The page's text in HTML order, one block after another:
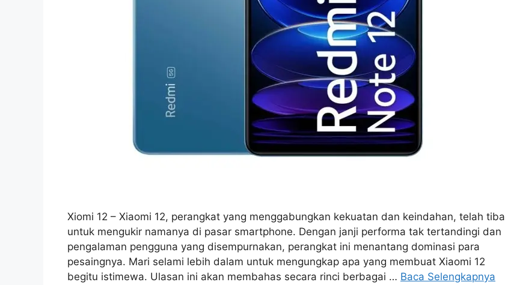
Xiomi 12 – Xiaomi 12, perangkat yang menggabungkan kekuatan dan keindahan, telah tiba
untuk mengukir namanya di pasar smartphone. Dengan janji performa tak tertandingi dan
pengalaman pengguna yang disempurnakan, perangkat ini menantang dominasi para
pesaingnya. Mari selami lebih dalam untuk mengungkap apa yang membuat Xiaomi 12
begitu istimewa. Ulasan ini akan membahas secara rinci berbagai … Baca Selengkapnya